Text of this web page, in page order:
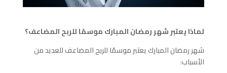
لماذا يعتبر شهر رمضان المبارك موسمًا للربح المضاعف؟
شهر رمضان المبارك يعتبر موسمًا للربح المضاعف للعديد من
الأسباب: